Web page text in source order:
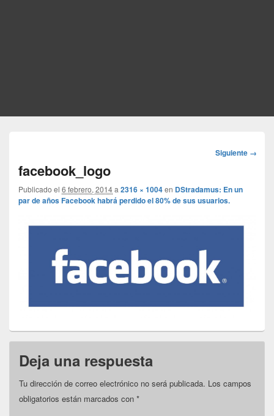
Navegador
Siguiente →
facebook_logo
Publicado el 6 febrero, 2014a 2316 × 1004en DStradamus: En un
par de años Facebook habrá perdido el 80% de sus usuarios.
Deja una respuesta
Tu dirección de correo electrónico no será publicada. Los campos
obligatorios están marcados con *